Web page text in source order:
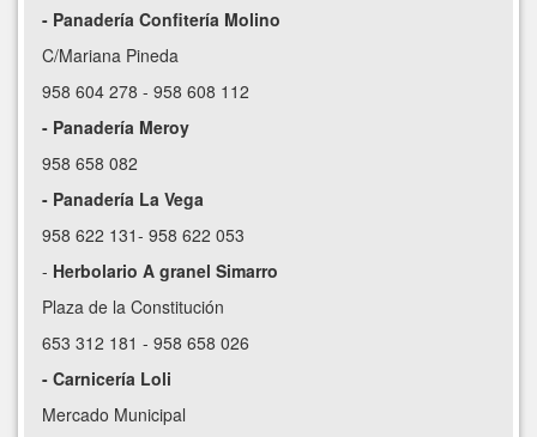
- Panadería Confitería Molino
C/Mariana Pineda
958 604 278 - 958 608 112
- Panadería Meroy
958 658 082
- Panadería La Vega
958 622 131- 958 622 053
- Herbolario A granel Simarro
Plaza de la Constitución
653 312 181 - 958 658 026
- Carnicería Loli
Mercado Municipal